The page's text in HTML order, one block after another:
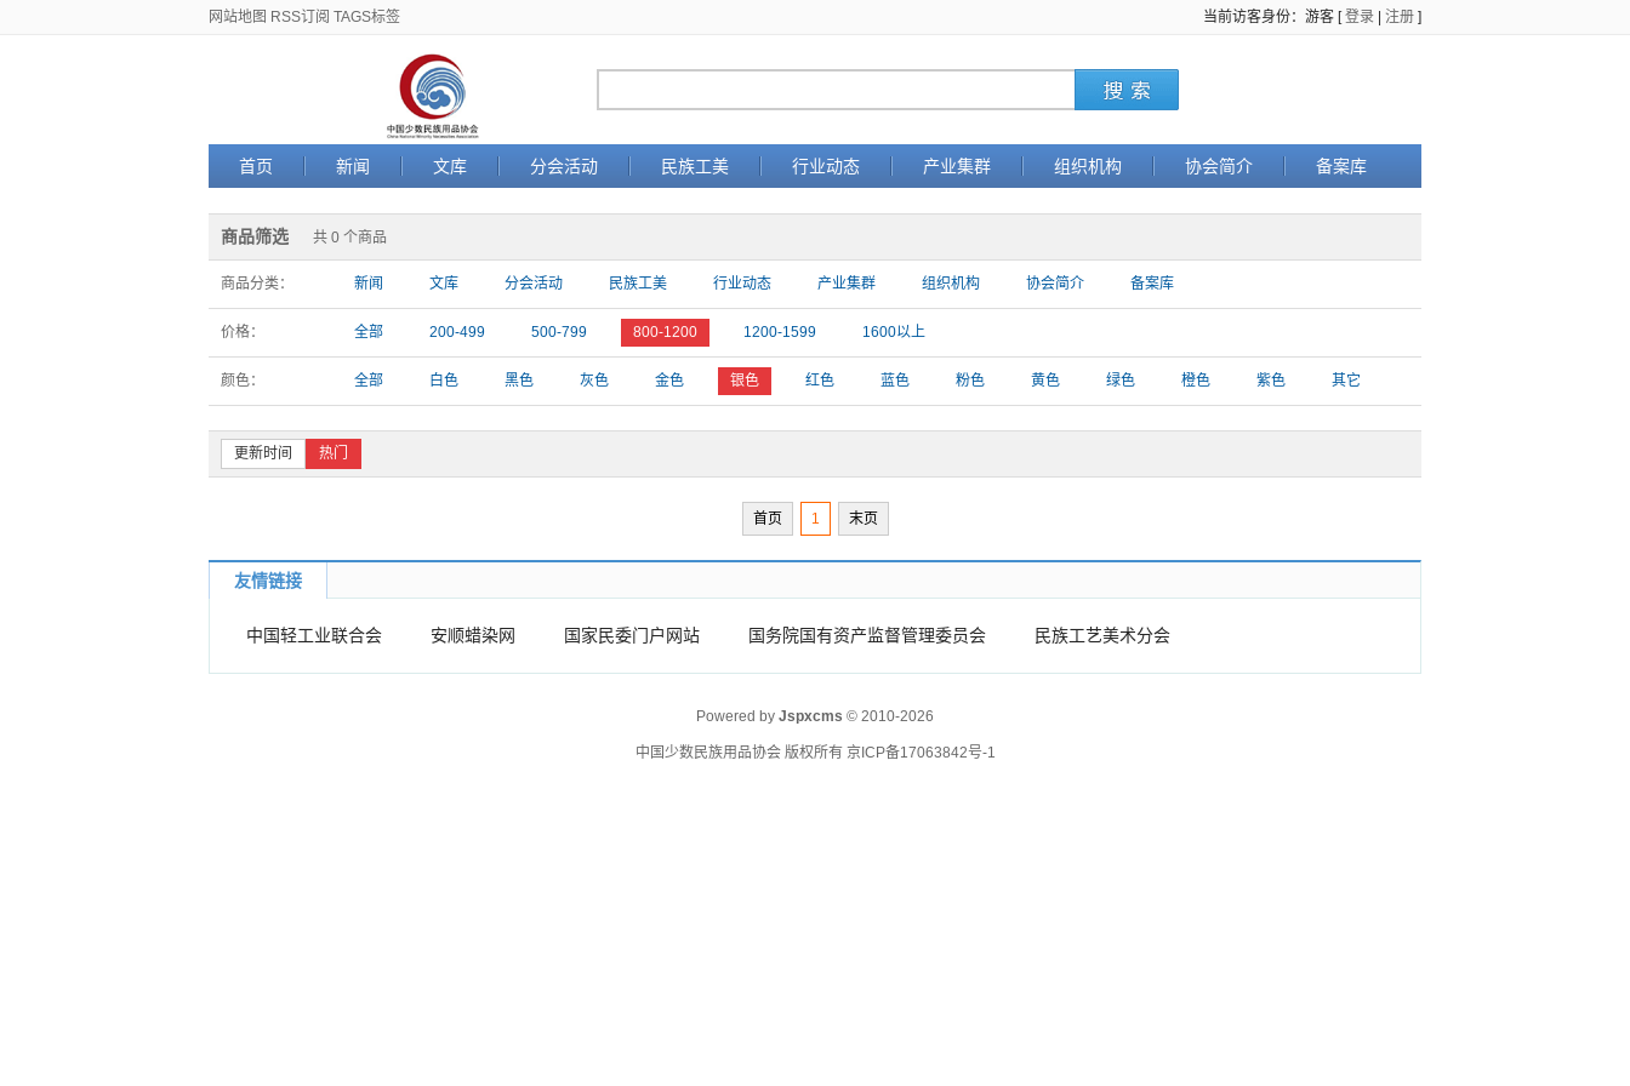
网站地图 RSS订阅 TAGS标签 当前访客身份：游客 [登录 注册 ]
首页 新闻 文库 分会活动 民族工美 行业动态 产业集群 组织机构 协会简介 备案库
商品筛选 共 0 个商品
商品分类： 新闻 文库 分会活动 民族工美 行业动态 产业集群 组织机构 协会简介 备案库
价格： 全部 200-499 500-799 800-1200 1200-1599 1600以上
颜色： 全部 白色 黑色 灰色 金色 银色 红色 蓝色 粉色 黄色 绿色 橙色 紫色 其它
更新时间 热门
首页 1 末页
友情链接
中国轻工业联合会 安顺蜡染网 国家民委门户网站 国务院国有资产监督管理委员会 民族工艺美术分会
Powered by Jspxcms © 2010-2026
中国少数民族用品协会 版权所有 京ICP备17063842号-1